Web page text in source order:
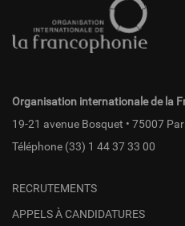
page
Organisation internationale de la
19-21 avenue Bosquet • 75007
Téléphone (33) 1 44 37 33 00
RECRUTEMENTS
APPELS À CANDIDATURES